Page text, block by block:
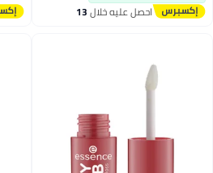
احصل عليه خلال13